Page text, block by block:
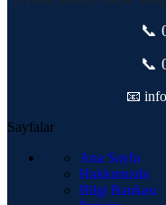
📞
📞
📧
Sayfalar
Ana Sayfa
Hakkımızda
Bilgi Bankası